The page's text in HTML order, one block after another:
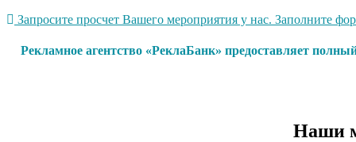
Запросите просчет Вашего мероприятия у нас. Заполните
Рекламное агентство «РеклаБанк» предоставляет
Наши